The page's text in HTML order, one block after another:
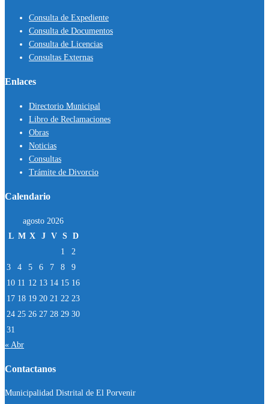
Consulta de Expediente
Consulta de Documentos
Consulta de Licencias
Consultas Externas
Enlaces
Directorio Municipal
Libro de Reclamaciones
Obras
Noticias
Consultas
Trámite de Divorcio
Calendario
agosto 2026
L M X J V S D
1
2
3
4 5 6 7 8
9
10 11 12 13 14 15 16
17 18 19 20 21 22 23
24 25 26 27 28 29 30
31
« Abr
Contactanos
Municipalidad Distrital de El Porvenir